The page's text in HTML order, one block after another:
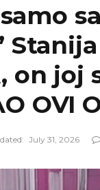
on
OVI
July 31, 2026